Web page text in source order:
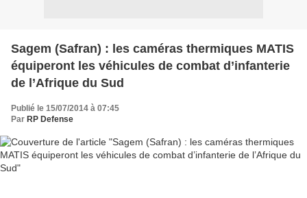
Sagem (Safran) : les caméras thermiques MATIS
équiperont les véhicules de combat d’infanterie
de l’Afrique du Sud
Publié le 15/07/2014 à 07:45
Par RP Defense